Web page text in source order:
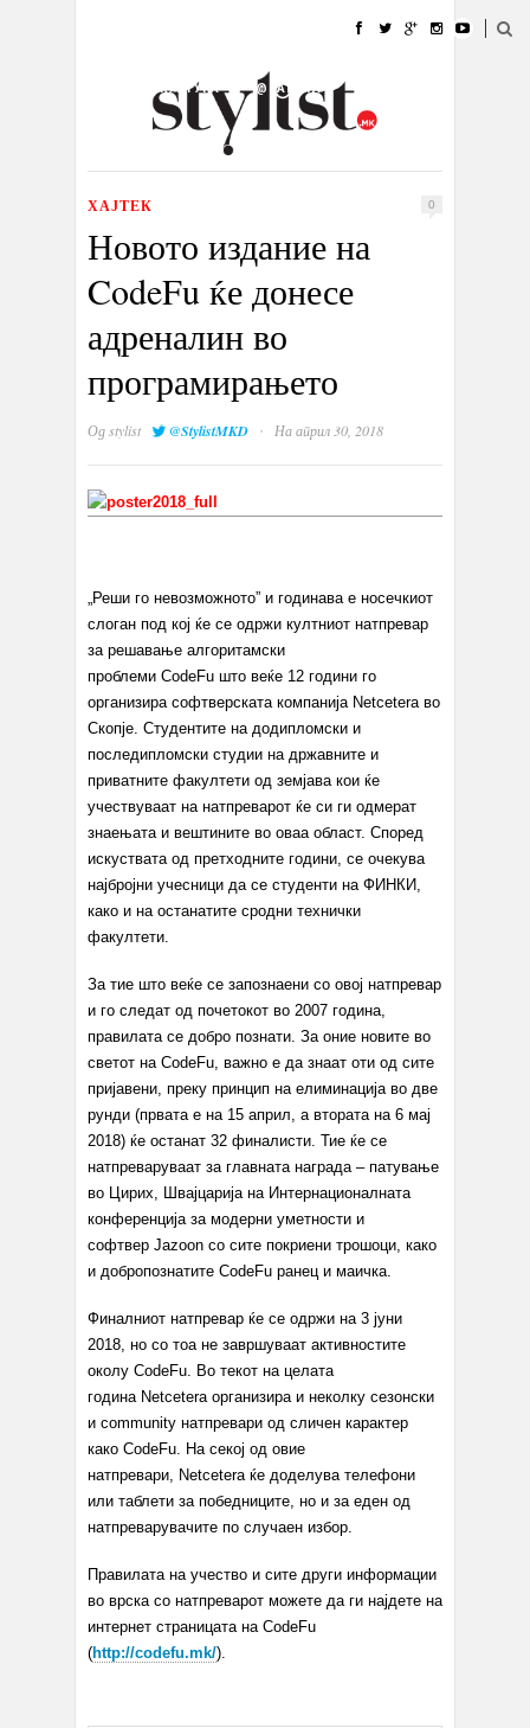
УБАВИНА
КУЛТУРА @РАБОТА
ИЗЛОГ
ХАЈТЕК 0
Новото издание на
CodeFu ќе донесе
адреналин во
програмирањето
Одstylist @StylistMKD · На април 30, 2018
„Реши го невозможното” и годинава е носечкиот
слоган под кој ќе се одржи култниот натпревар
за решавање алгоритамски
проблеми CodeFu што веќе 12 години го
организира софтверската компанија Netceteraво
Скопје. Студентите на додипломски и
последипломски студии на државните и
приватните факултети од земјава кои ќе
учествуваат на натпреварот ќе си ги одмерат
знаењата и вештините во оваа област. Според
искуствата од претходните години, се очекува
најбројни учесници да се студенти на ФИНКИ,
како и на останатите сродни технички
факултети.
За тие што веќе се запознаени со овој натпревар
и го следат од почетокот во 2007 година,
правилата се добро познати. За оние новите во
светот на CodeFu, важно е да знаат оти од сите
пријавени, преку принцип на елиминација во две
рунди (првата е на 15 април, а втората на 6 мај
2018) ќе останат 32 финалисти. Тие ќе се
натпреваруваат за главната награда – патување
во Цирих, Швајцарија на Интернационалната
конференција за модерни уметности и
софтвер Jazoon со сите покриени трошоци, како
и добропознатите CodeFu ранец и маичка.
Финалниот натпревар ќе се одржи на 3 јуни
2018, но со тоа не завршуваат активностите
околу CodeFu. Во текот на целата
година Netcetera организира и неколку сезонски
и community натпревари од сличен карактер
како CodeFu. На секој од овие
натпревари, Netcetera ќе доделува телефони
или таблети за победниците, но и за еден од
натпреварувачите по случаен избор.
Правилата на учество и сите други информации
во врска со натпреварот можете да ги најдете на
интернет страницата на CodeFu
(http://codefu.mk/).